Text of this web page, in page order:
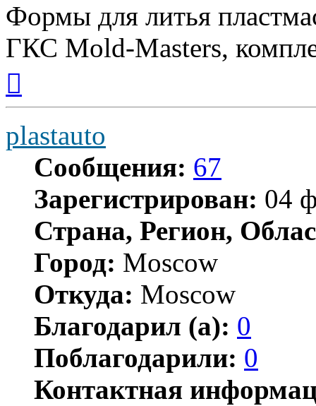
Формы для литья
ГКС Mold-Masters,
началу
plastauto
Сообщения: 67
Зарегистрирован: 04
Страна, Регион,
Город: Moscow
Откуда: Moscow
Благодарил (а): 0
Поблагодарили: 0
Контактная